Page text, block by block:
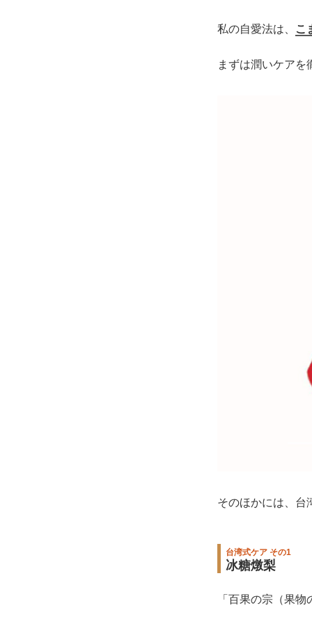
私の自愛法は、 こ
まずは潤いケアを
そのほかには、台
台湾式ケア その1
冰糖燉梨
「百果の宗（果